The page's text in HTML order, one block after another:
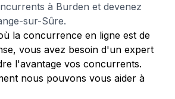
à Burden et devenez
sur-Sûre.
la concurrence en ligne est de
vous avez besoin d'un expert
l'avantage vos concurrents.
nous pouvons vous aider à